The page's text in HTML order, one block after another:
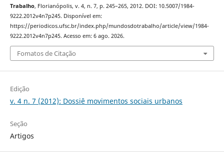
Trabalho, Florianópolis, v. 4, n. 7, p. 245–265, 2012. DOI: 10.5007/1984-
9222.2012v4n7p245. Disponível em:
https://periodicos.ufsc.br/index.php/mundosdotrabalho/article/view/1984-
9222.2012v4n7p245. Acesso em: 6 ago. 2026.
Fomatos de Citação
Edição
v. 4 n. 7 (2012): Dossiê movimentos sociais urbanos
Seção
Artigos